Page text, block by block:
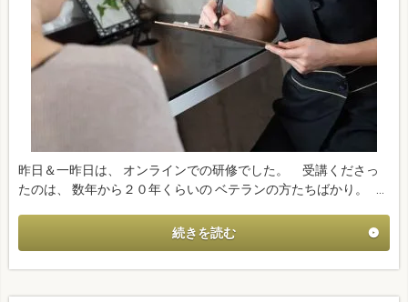
昨日＆一昨日は、 オンラインでの研修でした。 受講くださっ
たのは、 数年から２０年くらいの ベテランの方たちばかり。 …
続きを読む